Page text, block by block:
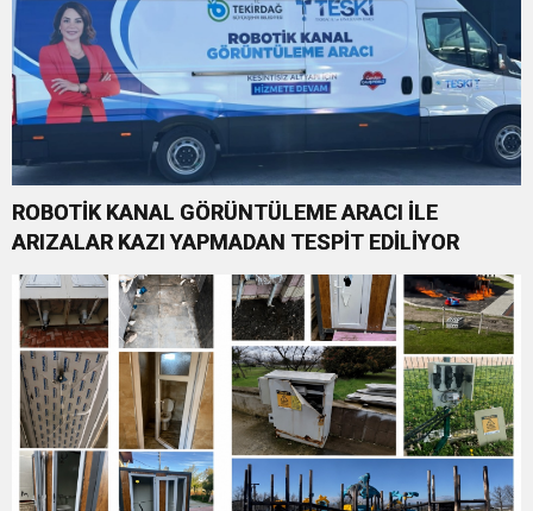
ROBOTİK KANAL GÖRÜNTÜLEME ARACI İLE
ARIZALAR KAZI YAPMADAN TESPİT EDİLİYOR